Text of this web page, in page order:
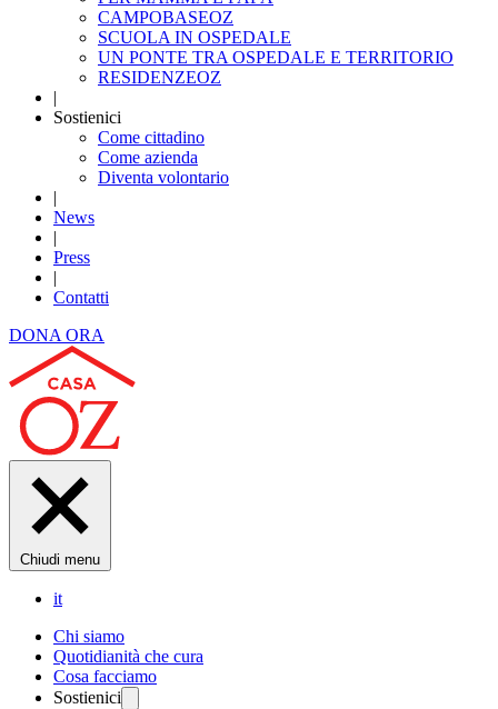
CAMPOBASEOZ
SCUOLA IN OSPEDALE
UN PONTE TRA OSPEDALE E TERRITORIO
RESIDENZEOZ
|
Sostienici
Come cittadino
Come azienda
Diventa volontario
|
News
|
Press
|
Contatti
DONA ORA
Chiudi menu
it
Chi siamo
Quotidianità che cura
Cosa facciamo
Sostienici